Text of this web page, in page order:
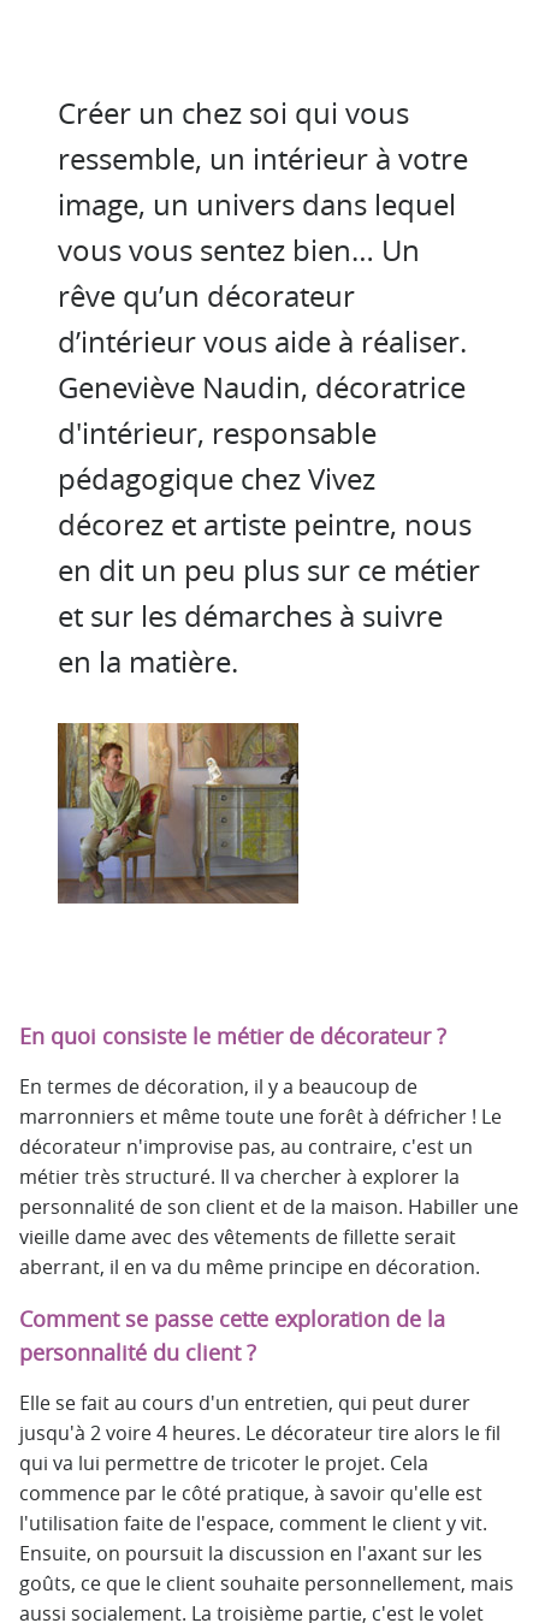
Créer un chez soi qui vous
ressemble, un intérieur à votre
image, un univers dans lequel
vous vous sentez bien… Un
rêve qu’un décorateur
d’intérieur vous aide à réaliser.
Geneviève Naudin, décoratrice
d'intérieur, responsable
pédagogique chez Vivez
décorez et artiste peintre, nous
en dit un peu plus sur ce métier
et sur les démarches à suivre
en la matière.
En quoi consiste le métier de décorateur ?
En termes de décoration, il y a beaucoup de
marronniers et même toute une forêt à défricher ! Le
décorateur n'improvise pas, au contraire, c'est un
métier très structuré. Il va chercher à explorer la
personnalité de son client et de la maison. Habiller une
vieille dame avec des vêtements de fillette serait
aberrant, il en va du même principe en décoration.
Comment se passe cette exploration de la
personnalité du client ?
Elle se fait au cours d'un entretien, qui peut durer
jusqu'à 2 voire 4 heures. Le décorateur tire alors le fil
qui va lui permettre de tricoter le projet. Cela
commence par le côté pratique, à savoir qu'elle est
l'utilisation faite de l'espace, comment le client y vit.
Ensuite, on poursuit la discussion en l'axant sur les
goûts, ce que le client souhaite personnellement, mais
aussi socialement. La troisième partie, c'est le volet